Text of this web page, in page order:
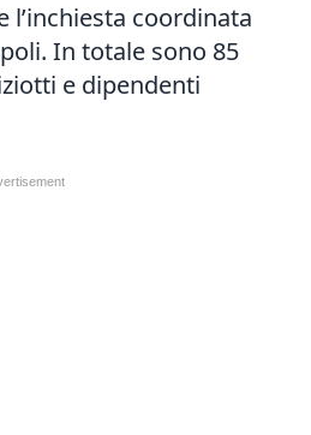
l’inchiesta coordinata
In totale sono 85
e dipendenti